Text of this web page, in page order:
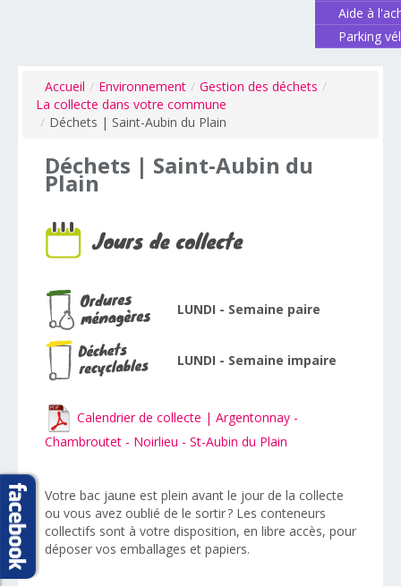
Aide à
Parking
Accueil / Environnement / Gestion des déchets /
La collecte dans votre commune
/ Déchets | Saint-Aubin du Plain
Déchets | Saint-Aubin du
Plain
LUNDI - Semaine paire
LUNDI - Semaine impaire
Calendrier de collecte | Argentonnay -
Chambroutet - Noirlieu - St-Aubin du Plain
Votre bac jaune est plein avant le jour de la collecte
ou vous avez oublié de le sortir ? Les conteneurs
collectifs sont à votre disposition, en libre accès, pour
déposer vos emballages et papiers.